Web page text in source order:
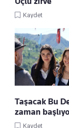
Kaydet
Taşacak Bu
zaman
Kaydet